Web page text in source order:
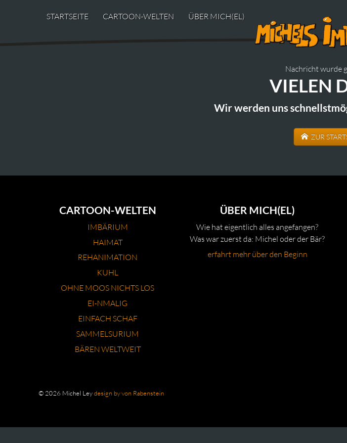
STARTSEITE CARTOON-WELTEN ÜBER MICH(EL)
Nachricht wurde
VIELEN
Wir werden uns
ZUR
CARTOON-WELTEN
IMBÄRIUM
HAIMAT
REHANIMATION
KUHL
OHNE MOOS NICHTS LOS
EI-NMALIG
EINFACH SCHAF
SAMMELSURIUM
BÄREN WELTWEIT
ÜBER MICH(EL)
Wie hat eigentlich alles angefangen?
Was war zuerst da: Michel oder der Bär?
erfahrt mehr über den Beginn
© 2026 Michel Leydesign by von Rabenstein